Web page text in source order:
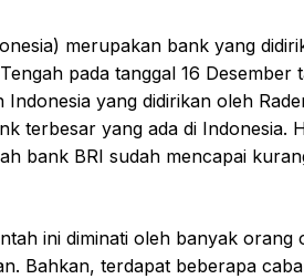
merupakan bank yang
pada tanggal 16 Desember
Indonesia yang didirikan oleh
terbesar yang ada di Indonesia.
bank BRI sudah mencapai
ini diminati oleh banyak orang
Bahkan, terdapat beberapa